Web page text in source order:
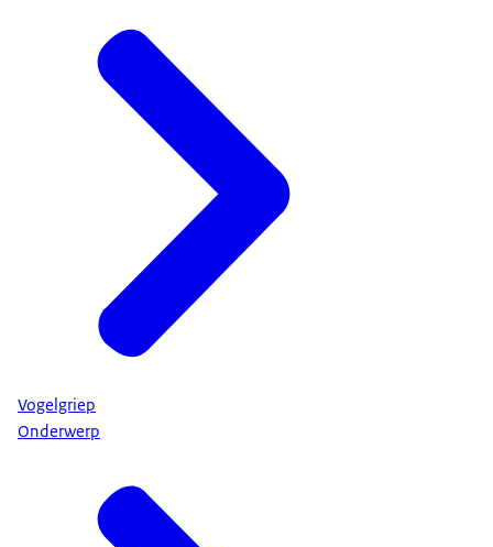
Vogelgriep
Onderwerp